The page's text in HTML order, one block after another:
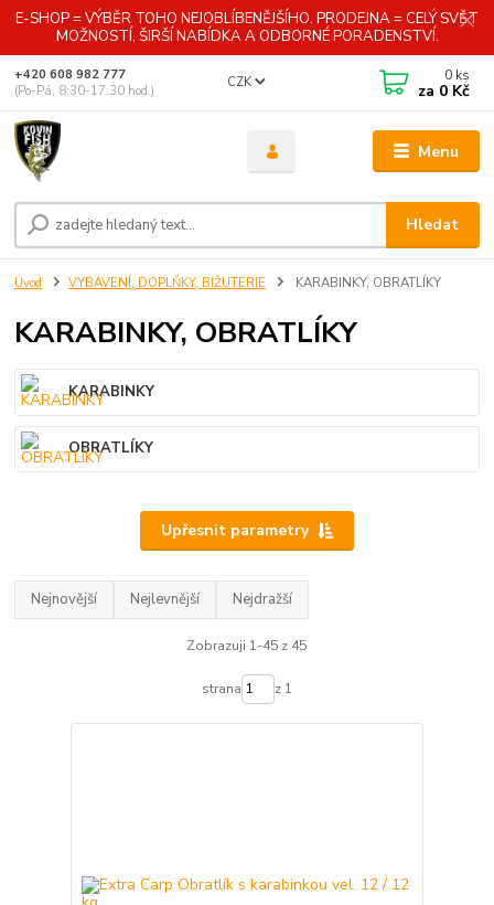
E-SHOP = VÝBĚR TOHO NEJOBLÍBENĚJŠÍHO. PRODEJNA = CELÝ SVĚT
MOŽNOSTÍ, ŠIRŠÍ NABÍDKA A ODBORNÉ PORADENSTVÍ.
Menu
CZK
Hledat
+420 608 982 777
(Po-Pá, 8:30-17:30 hod.)
0 ks
za 0 Kč
Úvod VYBAVENÍ, DOPLŇKY, BIŽUTERIE KARABINKY, OBRATLÍKY
KARABINKY, OBRATLÍKY
KARABINKY
OBRATLÍKY
Upřesnit parametry
Nejnovější Nejlevnější Nejdražší
Zobrazuji 1-45 z 45
strana z 1